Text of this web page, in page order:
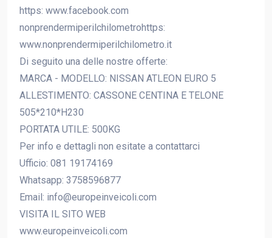
https: www.facebook.com
nonprendermiperilchilometrohttps:
www.nonprendermiperilchilometro.it
Di seguito una delle nostre offerte:
MARCA - MODELLO: NISSAN ATLEON EURO 5
ALLESTIMENTO: CASSONE CENTINA E TELONE
505*210*H230
PORTATA UTILE: 500KG
Per info e dettagli non esitate a contattarci
Ufficio: 081 19174169
Whatsapp: 3758596877
Email: info@europeinveicoli.com
VISITA IL SITO WEB
www.europeinveicoli.com